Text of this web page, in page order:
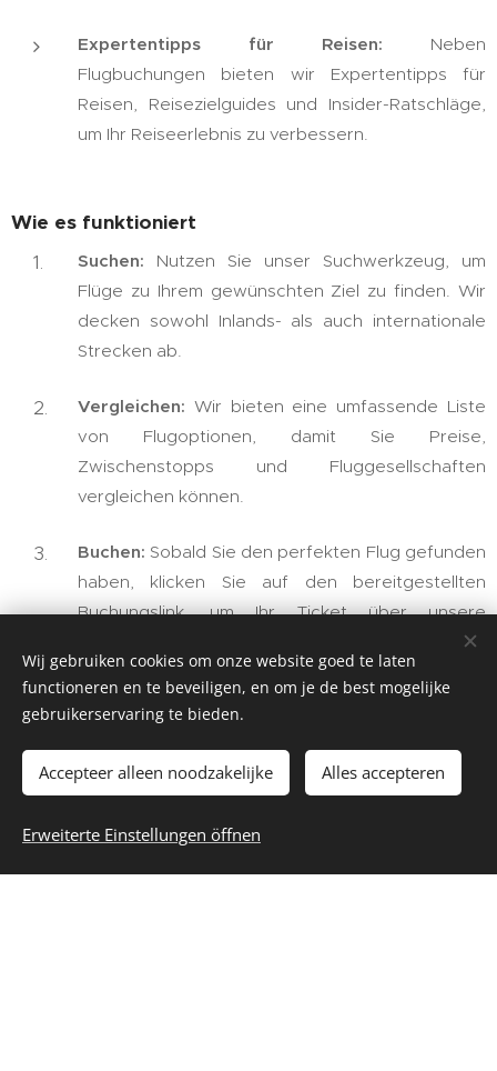
Expertentipps für Reisen: Neben
Flugbuchungen bieten wir Expertentipps für
Reisen, Reisezielguides und Insider-Ratschläge,
um Ihr Reiseerlebnis zu verbessern.
Wie es funktioniert
Suchen: Nutzen Sie unser Suchwerkzeug, um
Flüge zu Ihrem gewünschten Ziel zu finden. Wir
decken sowohl Inlands- als auch internationale
Strecken ab.
Vergleichen: Wir bieten eine umfassende Liste
von Flugoptionen, damit Sie Preise,
Zwischenstopps und Fluggesellschaften
vergleichen können.
Buchen: Sobald Sie den perfekten Flug gefunden
haben, klicken Sie auf den bereitgestellten
Buchungslink, um Ihr Ticket über unsere
vertrauenswürdigen Partnerprogramme zu
sichern.
Reisen: Packen Sie Ihre Koffer und starten Sie Ihr
Abenteuer! Wir sind hier, um sicherzustellen,
dass Ihre Reise von Anfang bis Ende reibungslos
Wij gebruiken cookies om onze website goed te laten
functioneren en te beveiligen, en om je de best mogelijke
gebruikerservaring te bieden.
Accepteer alleen noodzakelijke Alles accepteren
Erweiterte Einstellungen öffnen